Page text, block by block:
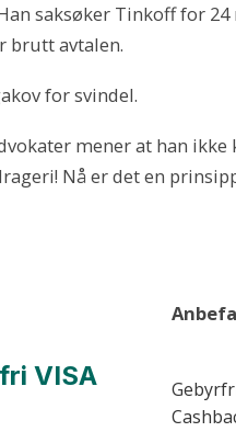
saksøker Tinkoff for
brutt avtalen.
for svindel.
mener at han
Nå er det en
VISA